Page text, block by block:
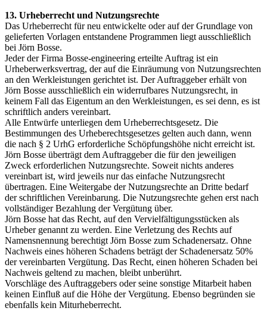
13. Urheberrecht und Nutzungsrechte
Das Urheberrecht für neu entwickelte oder auf der Grundlage von
gelieferten Vorlagen entstandene Programmen liegt ausschließlich
bei Jörn Bosse.
Jeder der Firma Bosse-engineering erteilte Auftrag ist ein
Urheberwerksvertrag, der auf die Einräumung von Nutzungsrechten
an den Werkleistungen gerichtet ist. Der Auftraggeber erhält von
Jörn Bosse ausschließlich ein widerrufbares Nutzungsrecht, in
keinem Fall das Eigentum an den Werkleistungen, es sei denn, es ist
schriftlich anders vereinbart.
Alle Entwürfe unterliegen dem Urheberrechtsgesetz. Die
Bestimmungen des Urheberechtsgesetzes gelten auch dann, wenn
die nach § 2 UrhG erforderliche Schöpfungshöhe nicht erreicht ist.
Jörn Bosse überträgt dem Auftraggeber die für den jeweiligen
Zweck erforderlichen Nutzungsrechte. Soweit nichts anderes
vereinbart ist, wird jeweils nur das einfache Nutzungsrecht
übertragen. Eine Weitergabe der Nutzungsrechte an Dritte bedarf
der schriftlichen Vereinbarung. Die Nutzungsrechte gehen erst nach
vollständiger Bezahlung der Vergütung über.
Jörn Bosse hat das Recht, auf den Vervielfältigungsstücken als
Urheber genannt zu werden. Eine Verletzung des Rechts auf
Namensnennung berechtigt Jörn Bosse zum Schadenersatz. Ohne
Nachweis eines höheren Schadens beträgt der Schadenersatz 50%
der vereinbarten Vergütung. Das Recht, einen höheren Schaden bei
Nachweis geltend zu machen, bleibt unberührt.
Vorschläge des Auftraggebers oder seine sonstige Mitarbeit haben
keinen Einfluß auf die Höhe der Vergütung. Ebenso begründen sie
ebenfalls kein Miturheberrecht.